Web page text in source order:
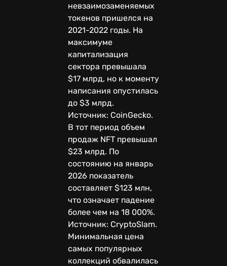
невзаимозаменяемых
токенов пришелся на
2021-2022 годы. На
максимуме
капитализация
сектора превышала
$17 млрд, но к моменту
написания опустилась
до $3 млрд.
Источник: CoinGecko.
В тот период объем
продаж NFT превышал
$23 млрд. По
состоянию на январь
2026 показатель
составляет $123 млн,
что означает падение
более чем на 18 000%.
Источник: CryptoSlam.
Минимальная цена
самых популярных
коллекций обвалилась